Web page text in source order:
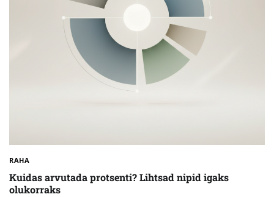
RAHA
Kuidas arvutada protsenti? Lihtsad nipid igaks
olukorraks